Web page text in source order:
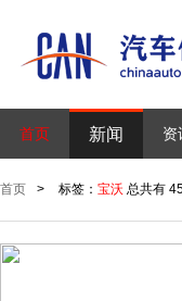
首页 新闻 资
首页 > 标签： 宝沃 总共有